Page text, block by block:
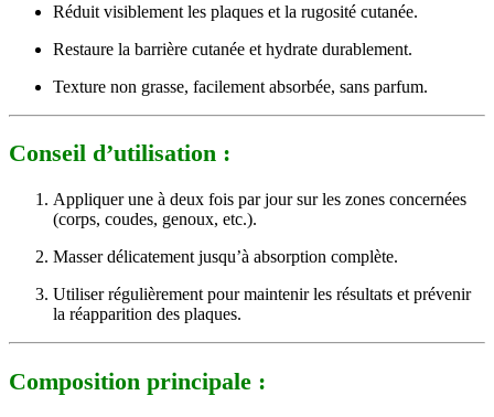
Réduit visiblement les plaques et la rugosité cutanée.
Restaure la barrière cutanée et hydrate durablement.
Texture non grasse, facilement absorbée, sans parfum.
Conseil d’utilisation :
Appliquer une à deux fois par jour sur les zones concernées
(corps, coudes, genoux, etc.).
Masser délicatement jusqu’à absorption complète.
Utiliser régulièrement pour maintenir les résultats et prévenir
la réapparition des plaques.
Composition principale :